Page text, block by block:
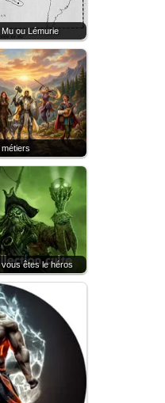
ou Lémurie
êtes le héros